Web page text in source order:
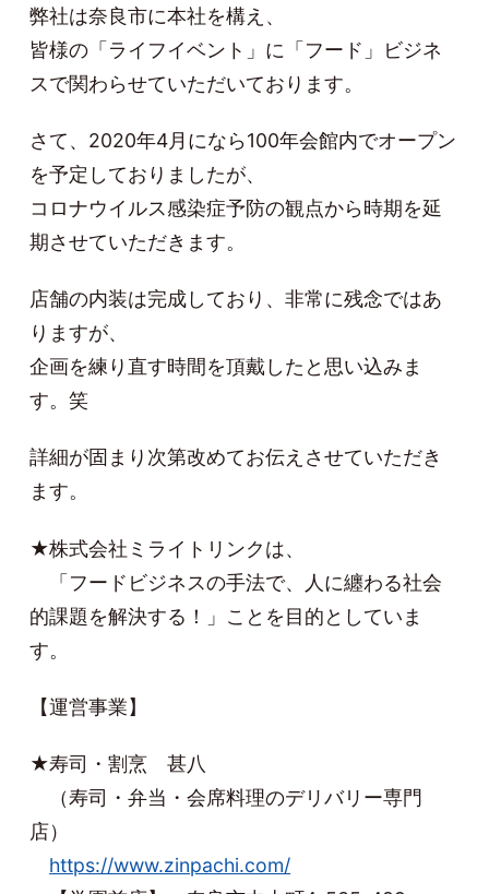
弊社は奈良市に本社を構え、
皆様の「ライフイベント」に「フード」ビジネ
スで関わらせていただいております。
さて、2020年4月になら100年会館内でオープン
を予定しておりましたが、
コロナウイルス感染症予防の観点から時期を延
期させていただきます。
店舗の内装は完成しており、非常に残念ではあ
りますが、
企画を練り直す時間を頂戴したと思い込みま
す。笑
詳細が固まり次第改めてお伝えさせていただき
ます。
★株式会社ミライトリンクは、
「フードビジネスの手法で、人に纏わる社会
的課題を解決する！」ことを目的としていま
す。
【運営事業】
★寿司・割烹 甚八
（寿司・弁当・会席料理のデリバリー専門
店）
https://www.zinpachi.com/